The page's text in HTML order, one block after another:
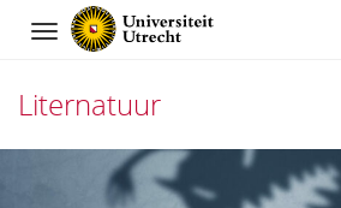
Navigation
Liternatuur